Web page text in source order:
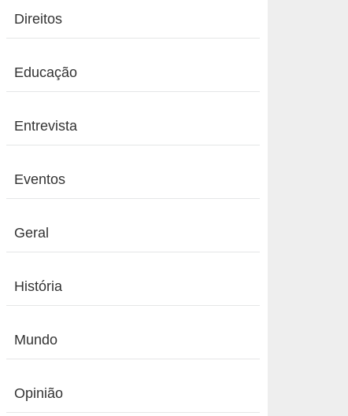
Direitos
Educação
Entrevista
Eventos
Geral
História
Mundo
Opinião